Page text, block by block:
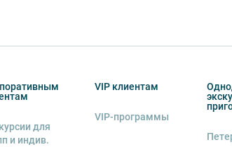
для
и индив.
VIP клиентам
VIP-программы